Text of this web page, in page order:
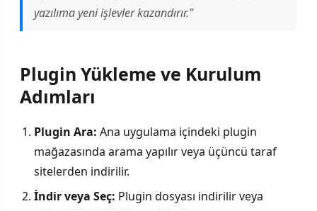
yazılıma yeni işlevler kazandırır."
Plugin Yükleme ve Kurulum
Adımları
Plugin Ara: Ana uygulama içindeki plugin
mağazasında arama yapılır veya üçüncü taraf
sitelerden indirilir.
İndir veya Seç: Plugin dosyası indirilir veya